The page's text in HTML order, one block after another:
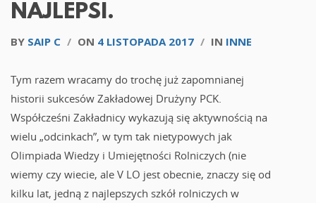
NAJLEPSI.
BY SAIP C / ON 4 LISTOPADA 2017 / IN INNE
Tym razem wracamy do trochę już zapomnianej
historii sukcesów Zakładowej Drużyny PCK.
Współcześni Zakładnicy wykazują się aktywnością na
wielu „odcinkach”, w tym tak nietypowych jak
Olimpiada Wiedzy i Umiejętności Rolniczych (nie
wiemy czy wiecie, ale V LO jest obecnie, znaczy się od
kilku lat, jedną z najlepszych szkół rolniczych w